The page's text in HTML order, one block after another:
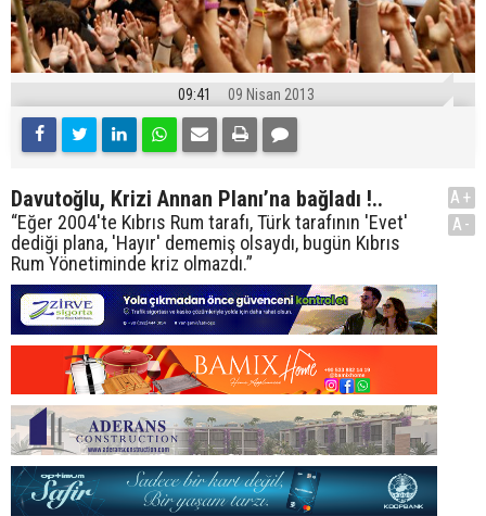
09:41 09 Nisan 2013
Davutoğlu, Krizi Annan Planı’na bağladı !..
“Eğer 2004'te Kıbrıs Rum tarafı, Türk tarafının 'Evet'
dediği plana, 'Hayır' dememiş olsaydı, bugün Kıbrıs
Rum Yönetiminde kriz olmazdı.”
A+
A-